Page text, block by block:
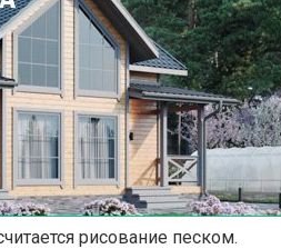
рисование песком.